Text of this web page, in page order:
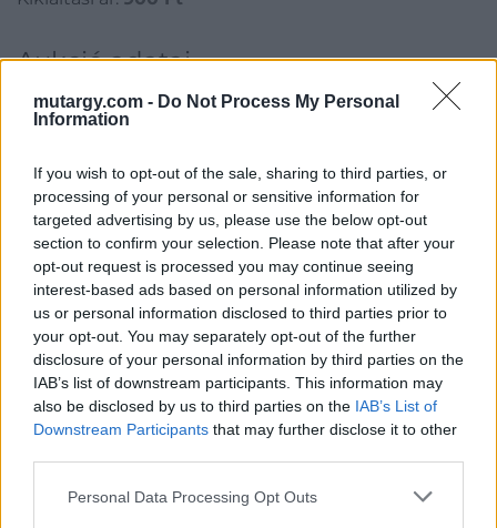
mutargy.com - Do Not Process My Personal
Information
If you wish to opt-out of the sale, sharing to third parties, or
processing of your personal or sensitive information for
targeted advertising by us, please use the below opt-out
section to confirm your selection. Please note that after your
opt-out request is processed you may continue seeing
interest-based ads based on personal information utilized by
us or personal information disclosed to third parties prior to
your opt-out. You may separately opt-out of the further
disclosure of your personal information by third parties on the
IAB’s list of downstream participants. This information may
also be disclosed by us to third parties on the IAB’s List of
Downstream Participants that may further disclose it to other
Personal Data Processing Opt Outs
Aukció adatai
Aukció neve:54. aukcó
Aukció ideje: 18:00
Aukció helye: Krisztina Aukciósház
Tételszám: 146
Eladó adatai
Eladó: Krisztina Aukciósház
Cím: Tóthné Vad Eszter
8346 Gógánfa Vasút utca 36
Telefon: 30-9136069
Weboldal:
http://www.krisztinaaukcioshaz.hu/